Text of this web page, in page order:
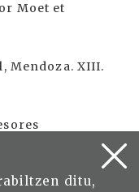
Moet et
Mendoza. XIII.
Está ubicada
ditu,